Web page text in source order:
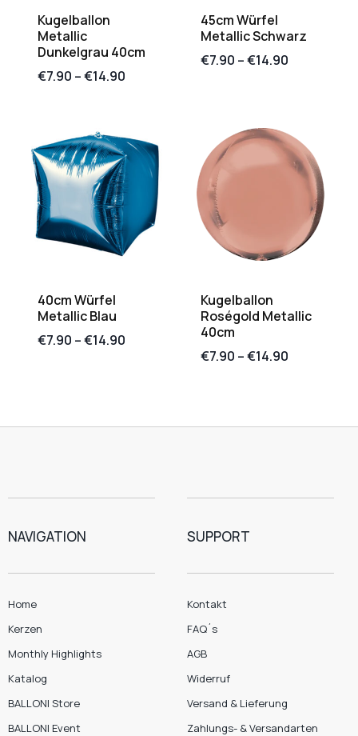
Kugelballon
Metallic
Dunkelgrau 40cm
€7.90 –€14.90
45cm Würfel
Metallic Schwarz
€7.90 –€14.90
40cm Würfel
Metallic Blau
€7.90 –€14.90
Kugelballon
Roségold Metallic
40cm
€7.90 –€14.90
NAVIGATION
Home
Kerzen
Monthly Highlights
Katalog
BALLONI Store
BALLONI Event
SUPPORT
Kontakt
FAQ´s
AGB
Widerruf
Versand & Lieferung
Zahlungs- & Versandarten